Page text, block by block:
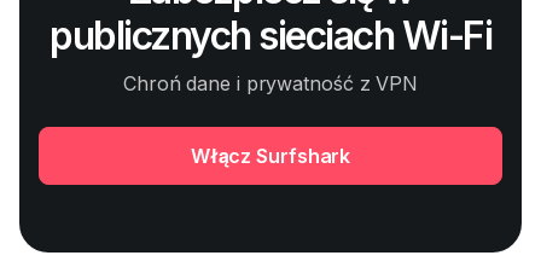
publicznych sieciach Wi-Fi
Chroń dane i prywatność z VPN
Włącz Surfshark